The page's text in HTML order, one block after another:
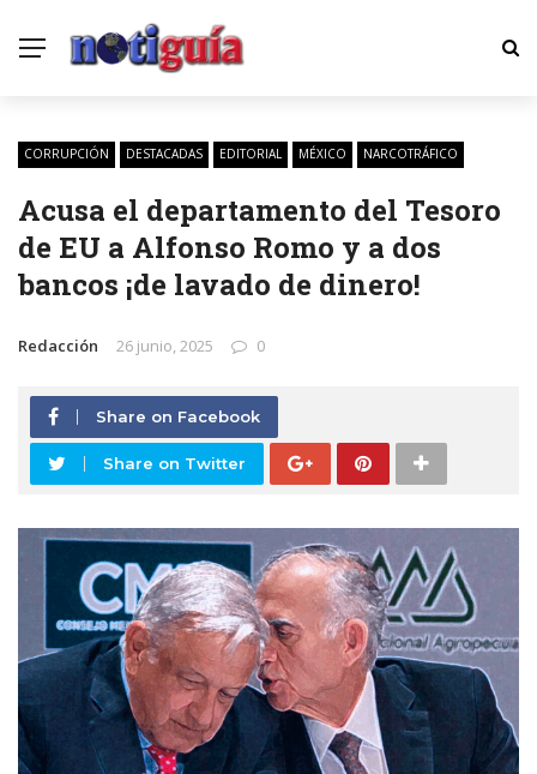
CORRUPCIÓN DESTACADAS EDITORIAL MÉXICO NARCOTRÁFICO
Acusa el departamento del Tesoro
de EU a Alfonso Romo y a dos
bancos ¡de lavado de dinero!
Redacción 26 junio, 2025 0
Share on Facebook
Share on Twitter